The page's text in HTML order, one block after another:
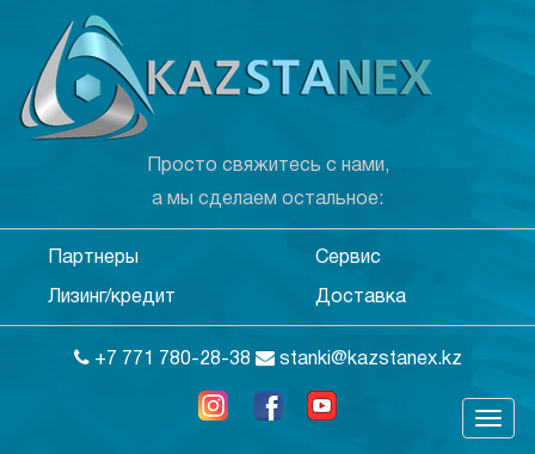
Просто свяжитесь с нами,
а мы сделаем остальное:
Партнеры Сервис
Лизинг/кредит Доставка
+7 771 780-28-38 stanki@kazstanex.kz